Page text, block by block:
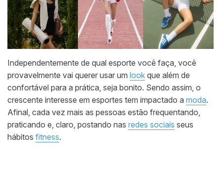
Independentemente de qual esporte você faça, você
provavelmente vai querer usar um look que além de
confortável para a prática, seja bonito. Sendo assim, o
crescente interesse em esportes tem impactado a moda.
Afinal, cada vez mais as pessoas estão frequentando,
praticando e, claro, postando nas redes sociais seus
hábitos fitness.